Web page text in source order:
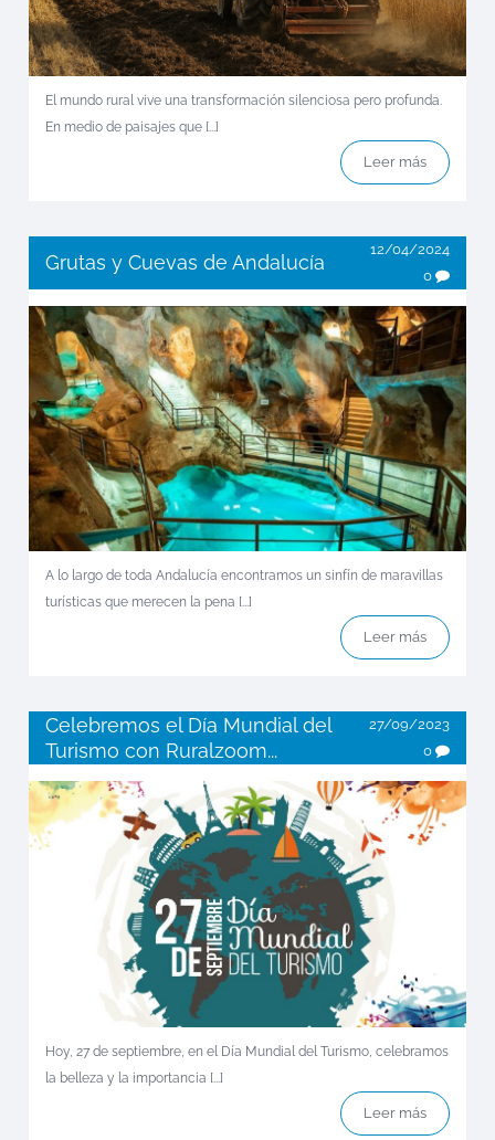
El mundo rural vive una transformación silenciosa pero profunda.
En medio de paisajes que [...]
Leer más
Grutas y Cuevas de Andalucía
12/04/2024
0
A lo largo de toda Andalucía encontramos un sinfín de maravillas
turísticas que merecen la pena [...]
Leer más
Celebremos el Día Mundial del
Turismo con Ruralzoom...
27/09/2023
0
Hoy, 27 de septiembre, en el Día Mundial del Turismo, celebramos
la belleza y la importancia [...]
Leer más